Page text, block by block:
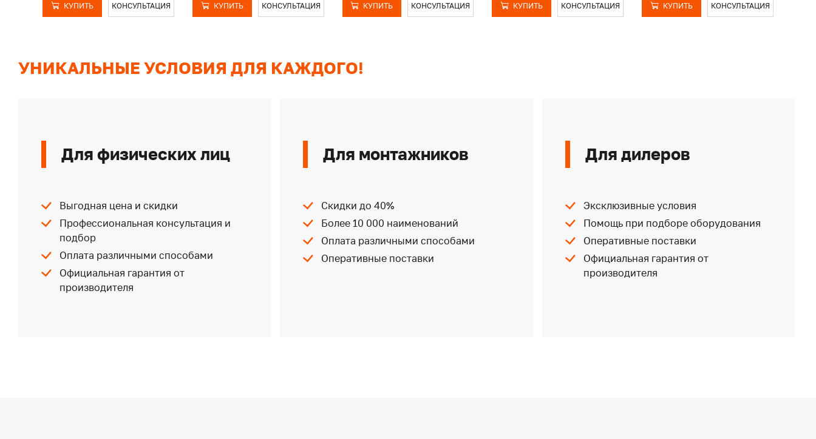
КУПИТЬ КОНСУЛЬТАЦИЯ КУПИТЬ КОНСУЛЬТАЦИЯ КУПИТЬ КОНСУЛЬТАЦИЯ КУПИТЬ КОНСУЛЬТАЦИЯ КУПИТЬ КОНСУЛЬТАЦИЯ
УНИКАЛЬНЫЕ УСЛОВИЯ ДЛЯ КАЖДОГО!
Для физических лиц
Выгодная цена и скидки
Профессиональная консультация и
подбор
Оплата различными способами
Официальная гарантия от
производителя
Для монтажников
Скидки до 40%
Более 10 000 наименований
Оплата различными способами
Оперативные поставки
Для дилеров
Эксклюзивные условия
Помощь при подборе оборудования
Оперативные поставки
Официальная гарантия от
производителя